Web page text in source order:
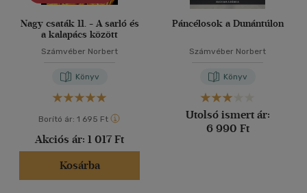
Nagy csaták 11. - A sarló és
a kalapács között
Számvéber Norbert
Könyv
Borító ár: 1 695 Ft
Akciós ár: 1 017 Ft
Kosárba
Páncélosok a Dunántúlon
Számvéber Norbert
Könyv
Utolsó ismert ár:
6 990 Ft